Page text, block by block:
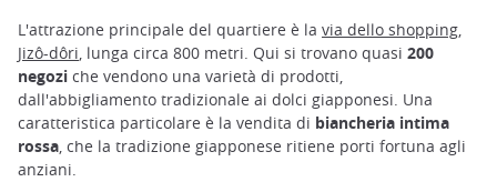
L'attrazione principale del quartiere è la via dello shopping,
Jizô-dôri, lunga circa 800 metri. Qui si trovano quasi 200
negozi che vendono una varietà di prodotti,
dall'abbigliamento tradizionale ai dolci giapponesi. Una
caratteristica particolare è la vendita di biancheria intima
rossa, che la tradizione giapponese ritiene porti fortuna agli
anziani.